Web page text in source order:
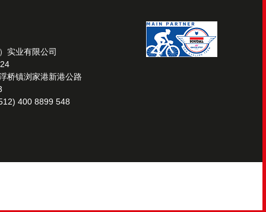
实业有限公司
桥镇浏家港新港公路
400 8899 548